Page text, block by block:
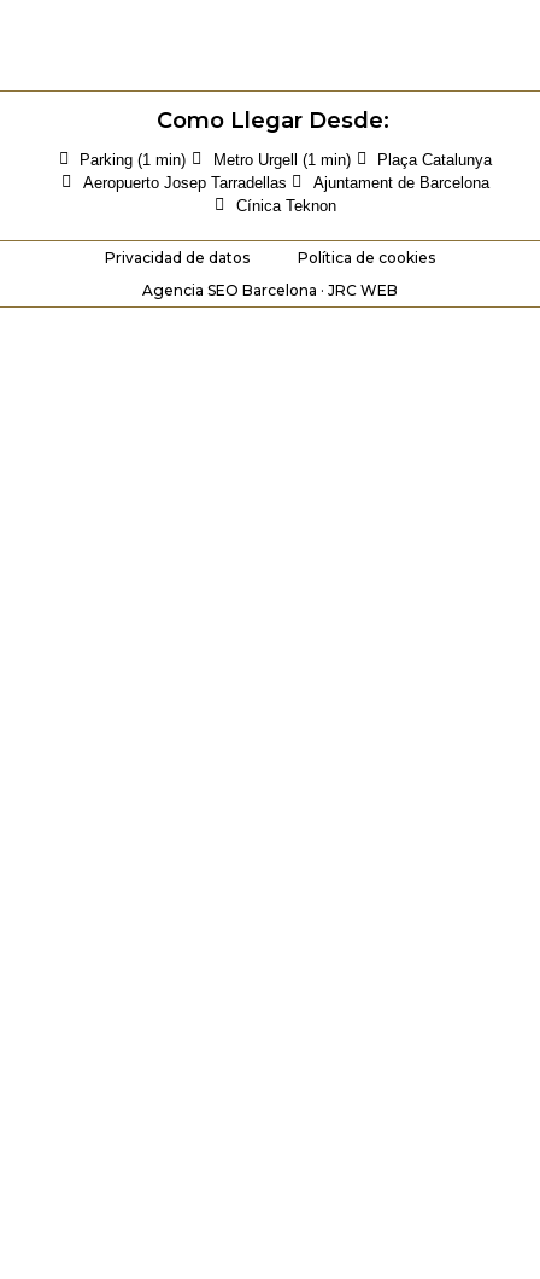
Como Llegar Desde:
Parking (1 min) Metro Urgell (1 min)
Plaça Catalunya
Aeropuerto Josep Tarradellas
Ajuntament de Barcelona
Cínica Teknon
Privacidad de datos
Política de cookies
Agencia SEO Barcelona · JRC WEB